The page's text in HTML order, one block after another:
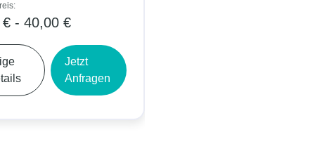
- 40,00 €
Jetzt
Anfragen